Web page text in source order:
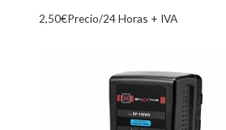
2,50€Precio/24 Horas + IVA